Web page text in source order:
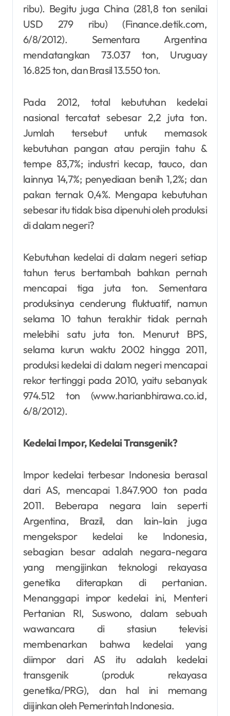
ribu). Begitu juga China (281,8 ton senilai
USD 279 ribu) (Finance.detik.com,
6/8/2012). Sementara Argentina
mendatangkan 73.037 ton, Uruguay
16.825 ton, dan Brasil 13.550 ton.
Pada 2012, total kebutuhan kedelai
nasional tercatat sebesar 2,2 juta ton.
Jumlah tersebut untuk memasok
kebutuhan pangan atau perajin tahu &
tempe 83,7%; industri kecap, tauco, dan
lainnya 14,7%; penyediaan benih 1,2%; dan
pakan ternak 0,4%. Mengapa kebutuhan
sebesar itu tidak bisa dipenuhi oleh produksi
di dalam negeri?
Kebutuhan kedelai di dalam negeri setiap
tahun terus bertambah bahkan pernah
mencapai tiga juta ton. Sementara
produksinya cenderung fluktuatif, namun
selama 10 tahun terakhir tidak pernah
melebihi satu juta ton. Menurut BPS,
selama kurun waktu 2002 hingga 2011,
produksi kedelai di dalam negeri mencapai
rekor tertinggi pada 2010, yaitu sebanyak
974.512 ton (www.harianbhirawa.co.id,
6/8/2012).
Kedelai Impor, Kedelai Transgenik?
Impor kedelai terbesar Indonesia berasal
dari AS, mencapai 1.847.900 ton pada
2011. Beberapa negara lain seperti
Argentina, Brazil, dan lain-lain juga
mengekspor kedelai ke Indonesia,
sebagian besar adalah negara-negara
yang mengijinkan teknologi rekayasa
genetika diterapkan di pertanian.
Menanggapi impor kedelai ini, Menteri
Pertanian RI, Suswono, dalam sebuah
wawancara di stasiun televisi
membenarkan bahwa kedelai yang
diimpor dari AS itu adalah kedelai
transgenik (produk rekayasa
genetika/PRG), dan hal ini memang
diijinkan oleh Pemerintah Indonesia.